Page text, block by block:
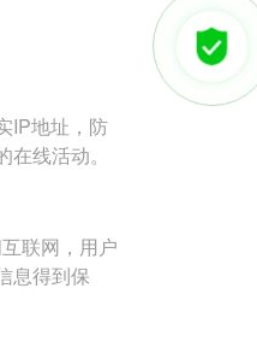
IP地址，防
线活动。
联网，用户
息得到保